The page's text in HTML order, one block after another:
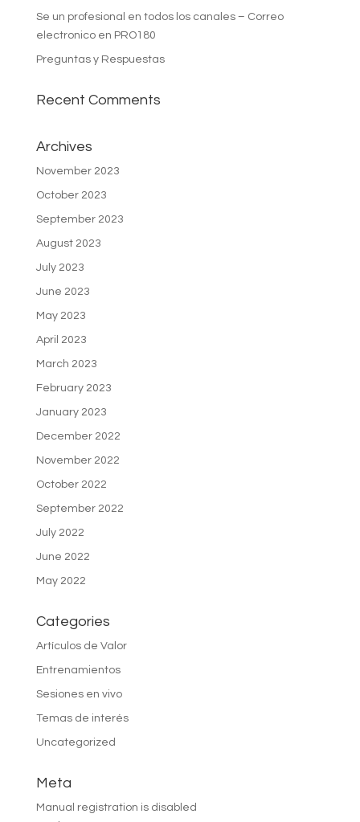
Se un profesional en todos los canales – Correo
electronico en PRO180
Preguntas y Respuestas
Recent Comments
Archives
November 2023
October 2023
September 2023
August 2023
July 2023
June 2023
May 2023
April 2023
March 2023
February 2023
January 2023
December 2022
November 2022
October 2022
September 2022
July 2022
June 2022
May 2022
Categories
Artículos de Valor
Entrenamientos
Sesiones en vivo
Temas de interés
Uncategorized
Meta
Manual registration is disabled